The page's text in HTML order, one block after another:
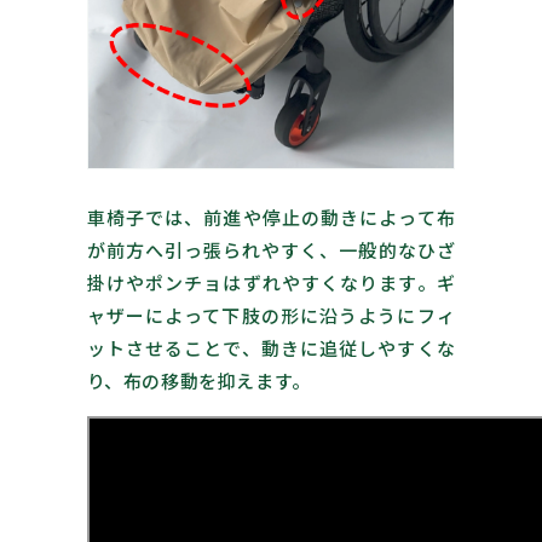
車椅子では、前進や停止の動きによって布
が前方へ引っ張られやすく、一般的なひざ
掛けやポンチョはずれやすくなります。ギ
ャザーによって下肢の形に沿うようにフィ
ットさせることで、動きに追従しやすくな
り、布の移動を抑えます。